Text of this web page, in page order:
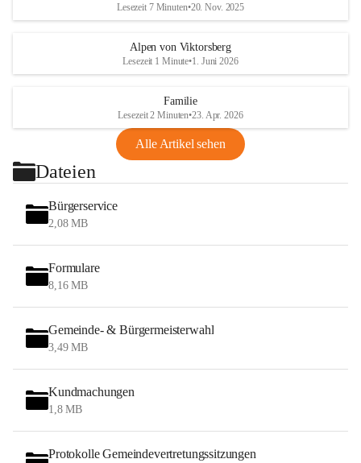
Lesezeit 7 Minuten•20. Nov. 2025
Alpen von Viktorsberg
Lesezeit 1 Minute•1. Juni 2026
Familie
Lesezeit 2 Minuten•23. Apr. 2026
Alle Artikel sehen
Dateien
Bürgerservice
2,08 MB
Formulare
8,16 MB
Gemeinde- & Bürgermeisterwahl
3,49 MB
Kundmachungen
1,8 MB
Protokolle Gemeindevertretungssitzungen